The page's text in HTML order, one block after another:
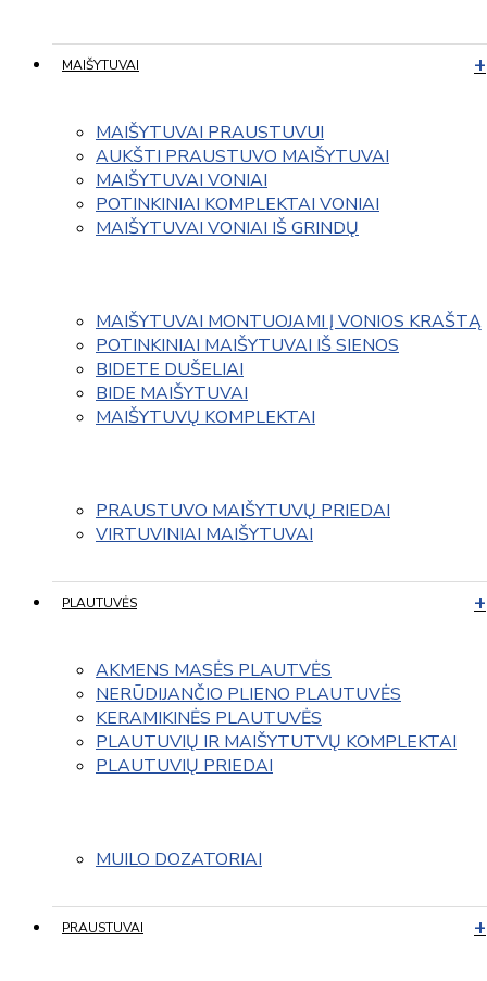
MAIŠYTUVAI
MAIŠYTUVAI PRAUSTUVUI
AUKŠTI PRAUSTUVO MAIŠYTUVAI
MAIŠYTUVAI VONIAI
POTINKINIAI KOMPLEKTAI VONIAI
MAIŠYTUVAI VONIAI IŠ GRINDŲ
MAIŠYTUVAI MONTUOJAMI Į VONIOS KRAŠTĄ
POTINKINIAI MAIŠYTUVAI IŠ SIENOS
BIDETE DUŠELIAI
BIDE MAIŠYTUVAI
MAIŠYTUVŲ KOMPLEKTAI
PRAUSTUVO MAIŠYTUVŲ PRIEDAI
VIRTUVINIAI MAIŠYTUVAI
PLAUTUVĖS
AKMENS MASĖS PLAUTVĖS
NERŪDIJANČIO PLIENO PLAUTUVĖS
KERAMIKINĖS PLAUTUVĖS
PLAUTUVIŲ IR MAIŠYTUTVŲ KOMPLEKTAI
PLAUTUVIŲ PRIEDAI
MUILO DOZATORIAI
PRAUSTUVAI